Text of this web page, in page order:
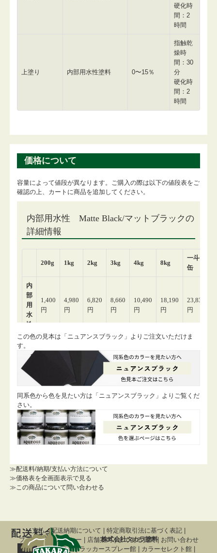
硬化時
間：2
時間
上塗り 内部用水性塗料 0〜15％
指触乾
燥時
間：30
分
硬化時
間：2
時間
価格について
容量によって値段が異なります。ご購入の際は以下の値段表をご
確認の上、カートに商品を追加してください。
この色の見本は「ニュアンスブラック」よりご注文いただけま
す。
同系色から色を見たい方は「ニュアンスブラック」よりご覧くだ
さい。
≫配送料/納期/支払い方法について
≫価格表を全画面表示で見る
≫この商品について問い合わせる
株式会社タカラ塗料
支払・配送納期について 特定商取引法に基づく表記|
プライバシーポリシー
店舗案内| よくある質問| お問い合わせ
関連サイト 調色屋 | ラッカースプレー館 カラーセレクト館